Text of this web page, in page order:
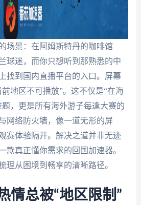
场景：在阿姆斯特丹的咖啡馆
球迷，而你只想听到那熟悉的中
找到国内直播平台的入口。屏幕
前地区不可播放”。这不仅是“在海
，更是所有海外游子每逢大赛的
网络防火墙，像一道无形的屏
赛体验隔开。解决之道并非无迹
款真正懂你需求的回国加速器。
理从困境到畅享的清晰路径。
情总被“地区限制”